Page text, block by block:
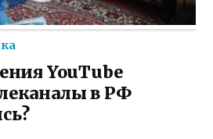
YouTube
в РФ